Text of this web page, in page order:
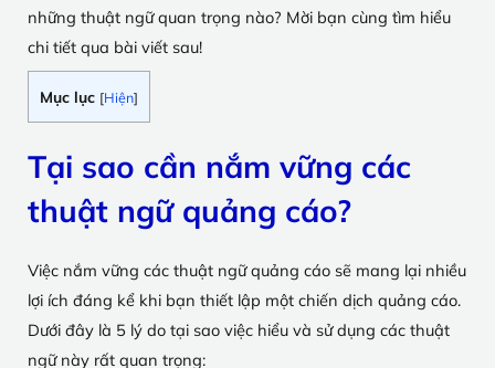
những thuật ngữ quan trọng nào? Mời bạn cùng tìm hiểu
chi tiết qua bài viết sau!
Mục lục [Hiện]
Tại sao cần nắm vững các
thuật ngữ quảng cáo?
Việc nắm vững các thuật ngữ quảng cáo sẽ mang lại nhiều
lợi ích đáng kể khi bạn thiết lập một chiến dịch quảng cáo.
Dưới đây là 5 lý do tại sao việc hiểu và sử dụng các thuật
ngữ này rất quan trọng: